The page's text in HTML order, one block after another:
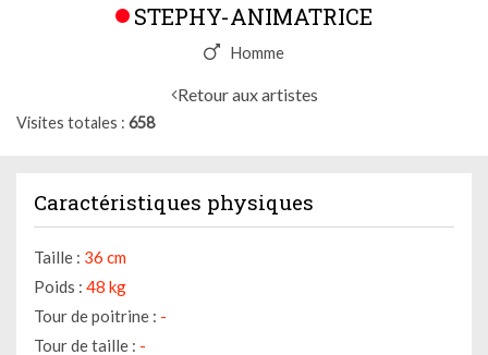
STEPHY-ANIMATRICE
Homme
Retour aux artistes
Visites totales 658
Caractéristiques physiques
Taille : 36 cm
Poids : 48 kg
Tour de poitrine : -
Tour de taille : -